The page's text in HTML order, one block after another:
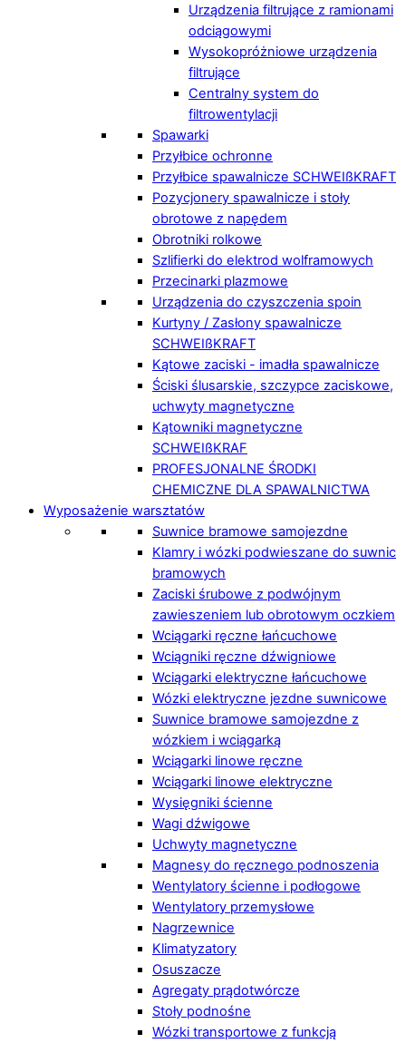
Urządzenia filtrujące z ramionami
odciągowymi
Wysokopróżniowe urządzenia
filtrujące
Centralny system do
filtrowentylacji
Spawarki
Przyłbice ochronne
Przyłbice spawalnicze SCHWEIßKRAFT
Pozycjonery spawalnicze i stoły
obrotowe z napędem
Obrotniki rolkowe
Szlifierki do elektrod wolframowych
Przecinarki plazmowe
Urządzenia do czyszczenia spoin
Kurtyny / Zasłony spawalnicze
SCHWEIßKRAFT
Kątowe zaciski - imadła spawalnicze
Ściski ślusarskie, szczypce zaciskowe,
uchwyty magnetyczne
Kątowniki magnetyczne
SCHWEIßKRAF
PROFESJONALNE ŚRODKI
CHEMICZNE DLA SPAWALNICTWA
Wyposażenie warsztatów
Suwnice bramowe samojezdne
Klamry i wózki podwieszane do suwnic
bramowych
Zaciski śrubowe z podwójnym
zawieszeniem lub obrotowym oczkiem
Wciągarki ręczne łańcuchowe
Wciągniki ręczne dźwigniowe
Wciągarki elektryczne łańcuchowe
Wózki elektryczne jezdne suwnicowe
Suwnice bramowe samojezdne z
wózkiem i wciągarką
Wciągarki linowe ręczne
Wciągarki linowe elektryczne
Wysięgniki ścienne
Wagi dźwigowe
Uchwyty magnetyczne
Magnesy do ręcznego podnoszenia
Wentylatory ścienne i podłogowe
Wentylatory przemysłowe
Nagrzewnice
Klimatyzatory
Osuszacze
Agregaty prądotwórcze
Stoły podnośne
Wózki transportowe z funkcją